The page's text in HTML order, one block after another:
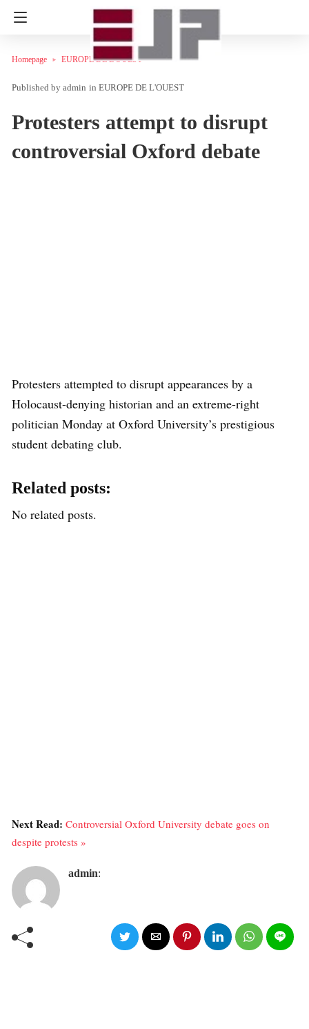
Homepage EUROPE DE L'OUEST
admin in EUROPE DE L'OUEST
Protesters attempt to disrupt
controversial Oxford debate
Protesters attempted to disrupt appearances by a
Holocaust-denying historian and an extreme-right
politician Monday at Oxford University’s prestigious
student debating club.
Related posts:
No related posts.
Next Read: Controversial Oxford University debate goes on
despite protests »
admin: